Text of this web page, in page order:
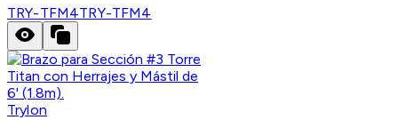
TRY-TFM4TRY-TFM4
Trylon